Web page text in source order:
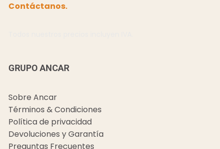
Contáctanos.
GRUPO ANCAR
Sobre Ancar
Términos & Condiciones
Política de privacidad
Devoluciones y Garantía
Preguntas Frecuentes